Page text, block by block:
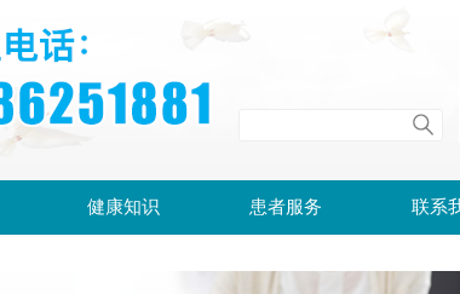
健康知识 患者服务 联系